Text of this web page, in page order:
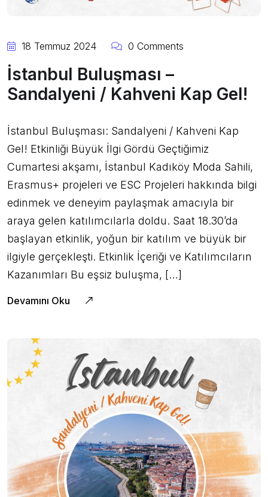
18 Temmuz 2024 0 Comments
İstanbul Buluşması –
Sandalyeni / Kahveni Kap Gel!
İstanbul Buluşması: Sandalyeni / Kahveni Kap
Gel! Etkinliği Büyük İlgi Gördü Geçtiğimiz
Cumartesi akşamı, İstanbul Kadıköy Moda Sahili,
Erasmus+ projeleri ve ESC Projeleri hakkında bilgi
edinmek ve deneyim paylaşmak amacıyla bir
araya gelen katılımcılarla doldu. Saat 18.30’da
başlayan etkinlik, yoğun bir katılım ve büyük bir
ilgiyle gerçekleşti. Etkinlik İçeriği ve Katılımcıların
Kazanımları Bu eşsiz buluşma, […]
Devamını Oku